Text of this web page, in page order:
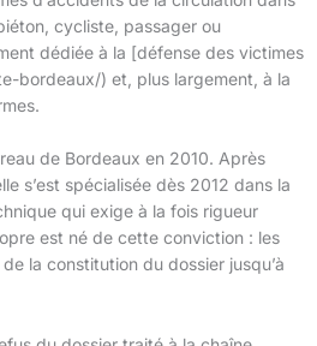
cycliste, passager ou
dédiée à la [défense des victimes
bordeaux/) et, plus largement, à la
de Bordeaux en 2010. Après
s’est spécialisée dès 2012 dans la
qui exige à la fois rigueur
est né de cette conviction : les
la constitution du dossier jusqu’à